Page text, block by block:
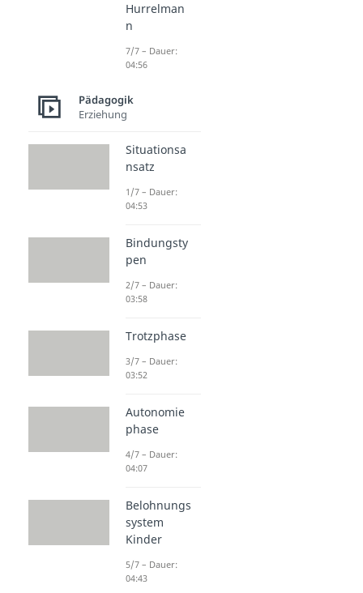
Hurrelman
n
7/7 – Dauer:
04:56
Pädagogik
Erziehung
Situationsa
nsatz
1/7 – Dauer:
04:53
Bindungsty
pen
2/7 – Dauer:
03:58
Trotzphase
3/7 – Dauer:
03:52
Autonomie
phase
4/7 – Dauer:
04:07
Belohnungs
system
Kinder
5/7 – Dauer:
04:43